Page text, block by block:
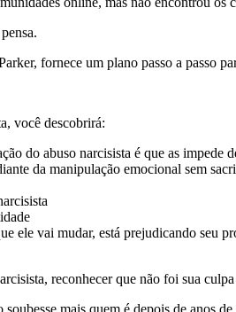
fornece um plano passo a passo
você descobrirá:
do abuso narcisista é que as impede
da manipulação emocional sem
ele vai mudar, está prejudicando seu
reconhecer que não foi sua
mais quem é depois de anos